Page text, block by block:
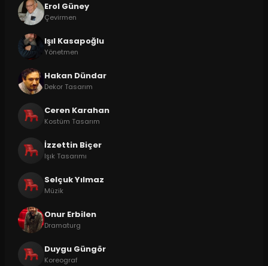
Erol Güney
Çevirmen
Işıl Kasapoğlu
Yönetmen
Hakan Dündar
Dekor Tasarım
Ceren Karahan
Kostüm Tasarım
İzzettin Biçer
Işık Tasarımı
Selçuk Yılmaz
Müzik
Onur Erbilen
Dramaturg
Duygu Güngör
Koreograf